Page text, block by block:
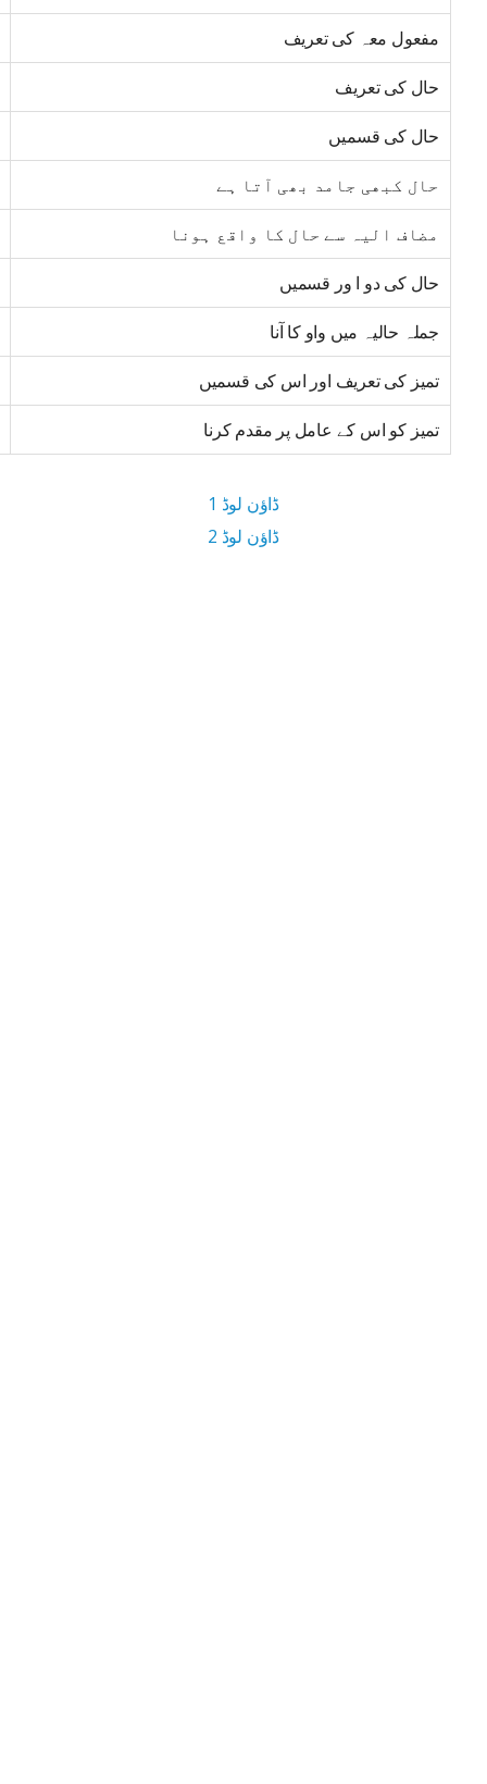
مفعول معہ کی تعریف
حال کی تعریف
حال کی قسمیں
حال کبھی جامد بھی آتا ہے
مضاف الیہ سے حال کا واقع ہونا
حال کی دو ا ور قسمیں
جملہ حالیہ میں واو کا آنا
تمیز کی تعریف اور اس کی قسمیں
تمیز کو اس کے عامل پر مقدم کرنا
ڈاؤن لوڈ 1
ڈاؤن لوڈ 2